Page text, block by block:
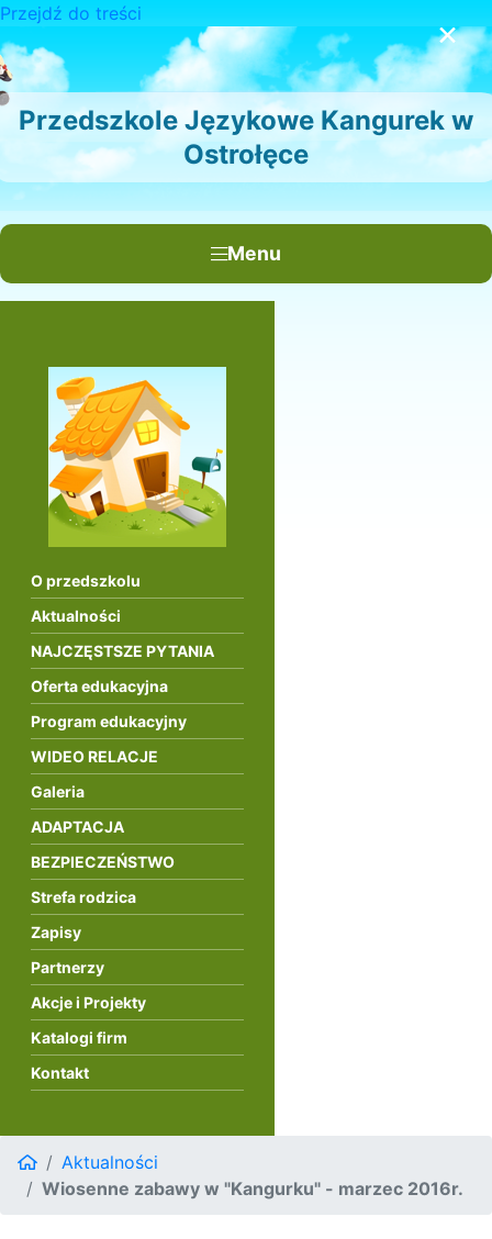
Przejdź do treści
Przedszkole Językowe Kangurek w
Ostrołęce
Menu
×
O przedszkolu
Aktualności
NAJCZĘSTSZE PYTANIA
Oferta edukacyjna
Program edukacyjny
WIDEO RELACJE
Galeria
ADAPTACJA
BEZPIECZEŃSTWO
Strefa rodzica
Zapisy
Partnerzy
Akcje i Projekty
Katalogi firm
Kontakt
Aktualności
Wiosenne zabawy w "Kangurku" - marzec 2016r.